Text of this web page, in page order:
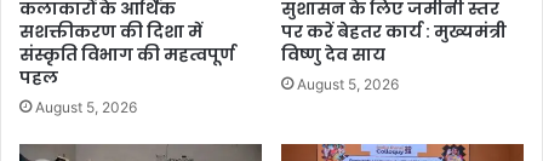
कलाकारों के आर्थिक
सशक्तीकरण की दिशा में
संस्कृति विभाग की महत्वपूर्ण
पहल
August 5, 2026
सुशासन के लिए जमीनी स्तर
पर करें बेहतर कार्य : मुख्यमंत्री
विष्णु देव साय
August 5, 2026